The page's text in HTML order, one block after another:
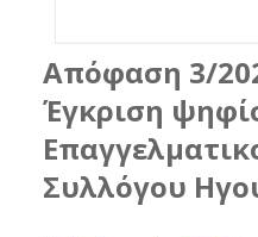
Απόφαση 3/
Έγκριση
Συλλόγου